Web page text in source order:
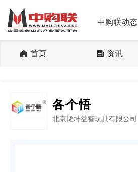
中购联动态
首页 资讯
各个悟
北京韬坤益智玩具有限公司